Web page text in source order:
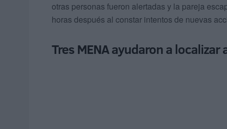
otras personas fueron alertadas y la pareja
horas después al constar intentos de nuevas
Tres MENA ayudaron a